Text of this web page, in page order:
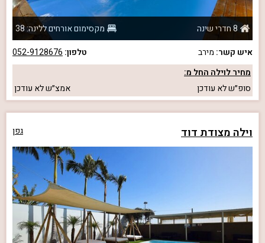
8 חדרי שינה
מקסימום אורחים ללינה: 38
איש קשר: מירב טלפון: 052-9128676
מחיר לוילה החל מ:
סופ״שלא עודכן אמצ״שלא עודכן
וילה מצודת דוד גפן